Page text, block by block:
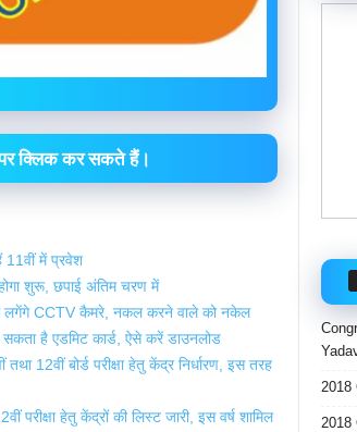
पर क्लिक कर सकते हैं।
11वीं में प्रवेश
शुरू, छपाई अंतिम चरण में
लगेंगे CCTV कैमरे, नकल करने वाले को नकेल
सकता है एडमिट कार्ड, ऐसे करें डाउनलोड
12वीं बोर्ड परीक्षा हेतु केंद्र निर्धारण, इस तरह
हेतु केंद्रों की लिस्ट जारी, इस वर्ष शामिल
2018
2018